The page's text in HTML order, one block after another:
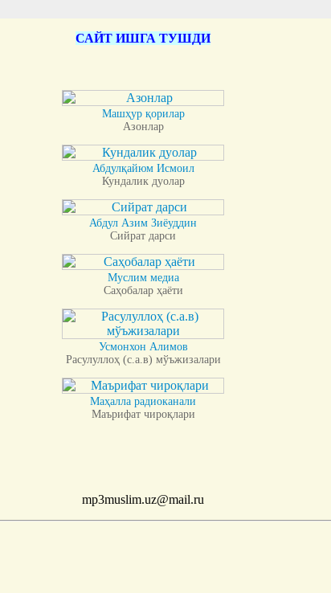
САЙТ ИШГА ТУШДИ
Машҳур қорилар
Азонлар
Абдулқайюм Исмоил
Кундалик дуолар
Абдул Азим Зиёуддин
Сийрат дарси
Муслим медиа
Саҳобалар ҳаёти
Усмонхон Алимов
Расулуллоҳ (с.а.в) мўъжизалари
Маҳалла радиоканали
Маърифат чироқлари
mp3muslim.uz@mail.ru